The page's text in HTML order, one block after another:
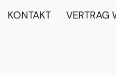
KONTAKT VERTRAG